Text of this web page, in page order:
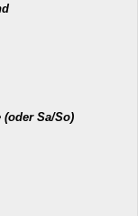
Sa/So)